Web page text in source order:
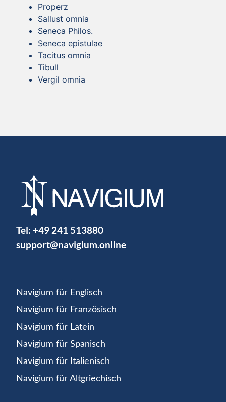
Properz
Sallust omnia
Seneca Philos.
Seneca epistulae
Tacitus omnia
Tibull
Vergil omnia
Tel: +49 241 513880
support@navigium.online
Navigium für Englisch
Navigium für Französisch
Navigium für Latein
Navigium für Spanisch
Navigium für Italienisch
Navigium für Altgriechisch